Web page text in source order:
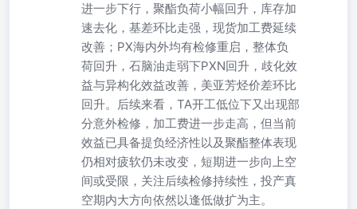
进一步下行，聚酯负荷小幅回升，库存加
速去化，基差环比走强，现货加工费延续
改善；PX海内外均有检修重启，整体负
荷回升，石脑油走弱下PXN回升，歧化效
益与异构化效益改善，美亚芳烃价差环比
回升。后续来看，TA开工低位下又出现部
分意外检修，加工费进一步走高，但当前
效益已具备提负经济性以及聚酯整体表现
仍相对疲软仍未改变，短期进一步向上空
间或受限，关注后续检修持续性，投产真
空期内大方向依然以逢低做扩为主。